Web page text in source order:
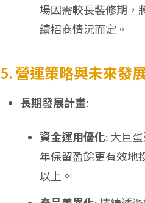
場因需較長裝修期，
續招商情況而定。
5. 營運策略與未來發
長期發展計畫:
資金運用優化: 大巨
年保留盈餘更有效地
以上。